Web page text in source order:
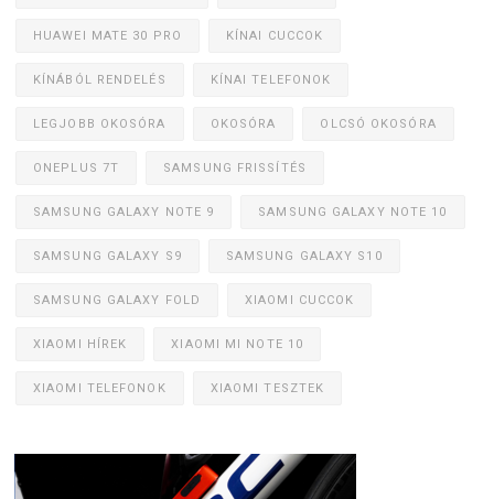
HUAWEI MATE 30 PRO KÍNAI CUCCOK
KÍNÁBÓL RENDELÉS KÍNAI TELEFONOK
LEGJOBB OKOSÓRA OKOSÓRA OLCSÓ OKOSÓRA
ONEPLUS 7T SAMSUNG FRISSÍTÉS
SAMSUNG GALAXY NOTE 9 SAMSUNG GALAXY NOTE 10
SAMSUNG GALAXY S9 SAMSUNG GALAXY S10
SAMSUNG GALAXY FOLD XIAOMI CUCCOK
XIAOMI HÍREK XIAOMI MI NOTE 10
XIAOMI TELEFONOK XIAOMI TESZTEK